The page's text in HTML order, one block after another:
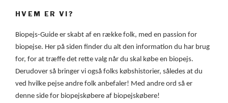
HVEM ER VI?
Biopejs-Guide er skabt af en række folk, med en passion for
biopejse. Her på siden finder du alt den information du har brug
for, for at træffe det rette valg når du skal købe en biopejs.
Derudover så bringer vi også folks købshistorier, således at du
ved hvilke pejse andre folk anbefaler! Med andre ord så er
denne side for biopejskøbere af biopejskøbere!